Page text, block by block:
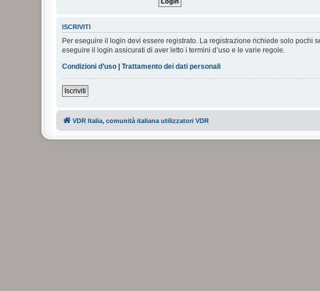
ISCRIVITI
Per eseguire il login devi essere registrato. La registrazione richiede solo pochi
eseguire il login assicurati di aver letto i termini d’uso e le varie regole.
Condizioni d’uso | Trattamento dei dati personali
Iscriviti
VDR Italia, comunità italiana utilizzatori VDR